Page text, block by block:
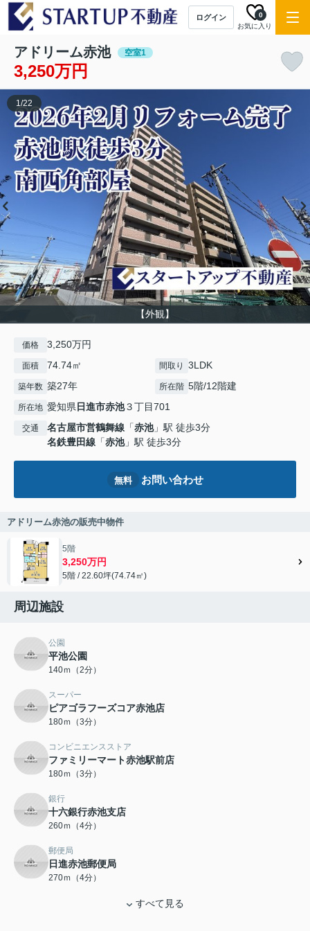
ログイン
お気に入り
0
アドリーム赤池 空室1
3,250万円
【外観】
1/22
価格 3,250万円
面積 74.74㎡ 間取り 3LDK
築年数 築27年 所在階 5階/12階建
所在地 愛知県日進市赤池３丁目701
交通 名古屋市営鶴舞線 「赤池」駅 徒歩3分
名鉄豊田線 「赤池」駅 徒歩3分
無料 お問い合わせ
アドリーム赤池の販売中物件
5階
3,250万円
5階 / 22.60坪(74.74㎡)
周辺施設
公園
平池公園
140ｍ（2分）
スーパー
ピアゴラフーズコア赤池店
180ｍ（3分）
コンビニエンスストア
ファミリーマート赤池駅前店
180ｍ（3分）
銀行
十六銀行赤池支店
260ｍ（4分）
郵便局
日進赤池郵便局
270ｍ（4分）
すべて見る